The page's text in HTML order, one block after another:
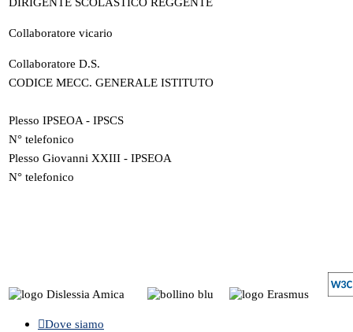
Collaboratore vicario
Collaboratore D.S.
CODICE MECC. GENERALE ISTITUTO
Plesso IPSEOA - IPSCS
N° telefonico
Plesso Giovanni XXIII - IPSEOA
N° telefonico
Dove siamo